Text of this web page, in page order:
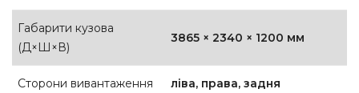
Габарити кузова
(Д×Ш×В)
3865 × 2340 × 1200 мм
Сторони вивантаження ліва, права, задня